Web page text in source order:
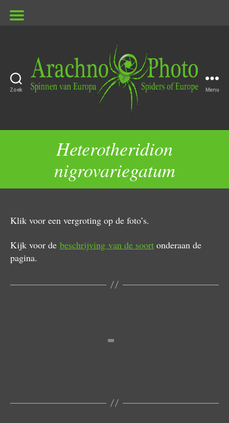
Zoek Menu
Heterotheridion
nigrovariegatum
Klik voor een vergroting op de foto’s.
Kijk voor de beschrijving van de soort onderaan de
pagina.